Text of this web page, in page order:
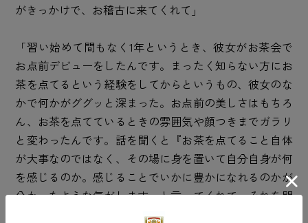
がきっかけで、お稽古に来てくれて」
「習い始めて間もなく1年というとき、彼女がお茶会で
お点前デビューをしたんです。まったく知らない方にお
茶を点てるという経験をしてからというもの、彼女のな
かで何かがググッと深まった。お点前の美しさはもちろ
ん、お茶を点てているときの雰囲気や顔つきまでガラリ
と変わったんです。話を聞くと『お茶を点てること自体
が大事なのではなく、その場に身を置いて自分自身が何
を感じるのか。感じることでいかに豊かになれるのかが
分かったような気がします』と言ってくれて。それを聞
いたときは嬉しかったですね」